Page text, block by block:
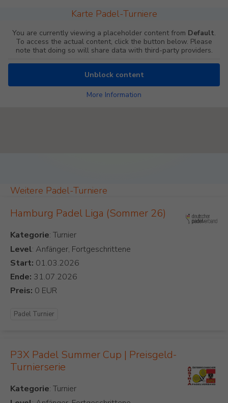
Karte Padel-Turniere
You are currently viewing a placeholder content from Default.
To access the actual content, click the button below. Please
note that doing so will share data with third-party providers.
Unblock content
More Information
Weitere Padel-Turniere
Hamburg Padel Liga (Sommer 26)
Kategorie
Level: Anfänger, Fortgeschrittene
Start:
Ende:
Preis:
Padel Turnier
P3X Padel Summer Cup | Preisgeld-
Turnierserie
Kategorie